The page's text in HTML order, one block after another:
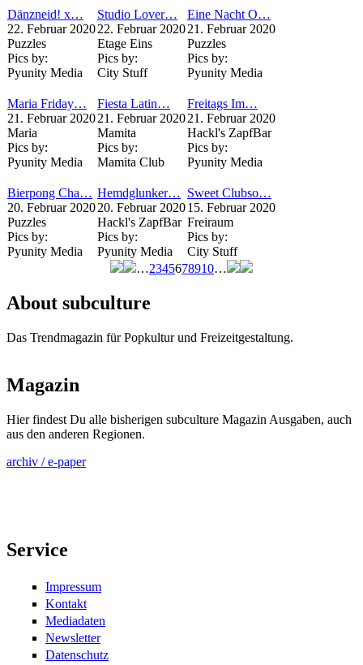
Dänzneid! x…
22. Februar 2020
Puzzles
Pics by:
Pyunity Media
Studio Lover…
22. Februar 2020
Etage Eins
Pics by:
City Stuff
Eine Nacht O…
21. Februar 2020
Puzzles
Pics by:
Pyunity Media
Maria Friday…
21. Februar 2020
Maria
Pics by:
Pyunity Media
Fiesta Latin…
21. Februar 2020
Mamita
Pics by:
Mamita Club
Freitags Im…
21. Februar 2020
Hackl's ZapfBar
Pics by:
Pyunity Media
Bierpong Cha…
20. Februar 2020
Puzzles
Pics by:
Pyunity Media
Hemdglunker…
20. Februar 2020
Hackl's ZapfBar
Pics by:
Pyunity Media
Sweet Clubso…
15. Februar 2020
Freiraum
Pics by:
City Stuff
…2345678910…
About subculture
Das Trendmagazin für Popkultur und Freizeitgestaltung.
Magazin
Hier findest Du alle bisherigen subculture Magazin Ausgaben, auch
aus den anderen Regionen.
archiv / e-paper
Service
Impressum
Kontakt
Mediadaten
Newsletter
Datenschutz